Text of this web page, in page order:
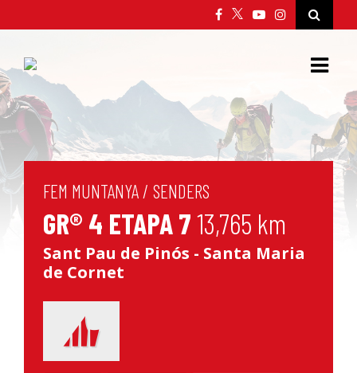
FEM MUNTANYA / SENDERS
GR® 4 ETAPA 713,765 km
Sant Pau de Pinós - Santa Maria
de Cornet